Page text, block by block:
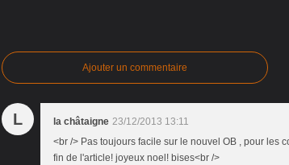
Ajouter un commentaire
L la châtaigne 23/12/2013 13:11
<br /> Pas toujours facile sur le nouvel OB , pour les
fin de l'article! joyeux noel! bises<br />